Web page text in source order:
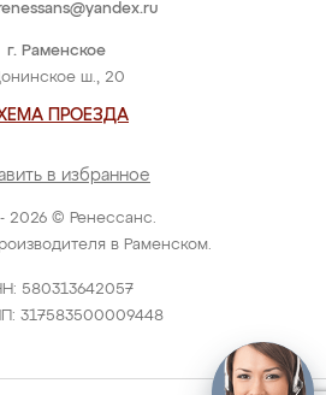
2026 © Ренессанс.
в Раменском.
580313642057
317583500009448
г. Раменское
ш., 20
ПРОЕЗДА
в избранное